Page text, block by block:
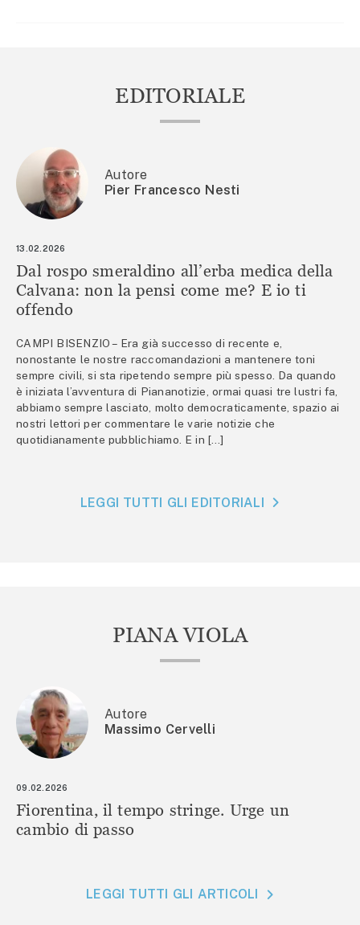
EDITORIALE
Autore
Pier Francesco Nesti
13.02.2026
Dal rospo smeraldino all’erba medica della
Calvana: non la pensi come me? E io ti
offendo
CAMPI BISENZIO – Era già successo di recente e,
nonostante le nostre raccomandazioni a mantenere toni
sempre civili, si sta ripetendo sempre più spesso. Da quando
è iniziata l’avventura di Piananotizie, ormai quasi tre lustri fa,
abbiamo sempre lasciato, molto democraticamente, spazio ai
nostri lettori per commentare le varie notizie che
quotidianamente pubblichiamo. E in […]
LEGGI TUTTI GLI EDITORIALI
PIANA VIOLA
Autore
Massimo Cervelli
09.02.2026
Fiorentina, il tempo stringe. Urge un
cambio di passo
LEGGI TUTTI GLI ARTICOLI